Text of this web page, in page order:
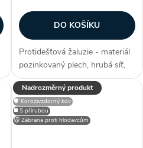
DO KOŠÍKU
Protidešťová žaluzie - materiál
pozinkovaný plech, hrubá síť,
efektivní plocha sef 0,6031 m²,
snadno přizpůsobitelné díky
možnosti lakování RAL, zakryje
stavební otvory, užívané...
Nadrozměrný produkt
◼️ S přírubou
🛡️ Korozivzdorný kov
🐭 Zábrana proti hlodavcům